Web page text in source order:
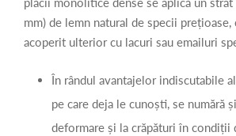
mm) de lemn natural de specii prețioase,
acoperit ulterior cu lacuri sau emailuri
În rândul avantajelor indiscutabile
pe care deja le cunoști, se numără
deformare și la crăpături în condiții